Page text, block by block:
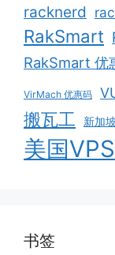
racknerd
RakSmart
RakSmart 优
VirMach 优惠码
搬瓦工
新加
美国VPS
书签